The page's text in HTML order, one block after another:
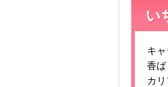
い
キ
香
カ